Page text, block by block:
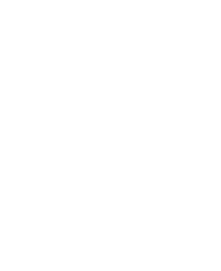
จตุบทหมด
โลมสกล
สี่บาทพิศ